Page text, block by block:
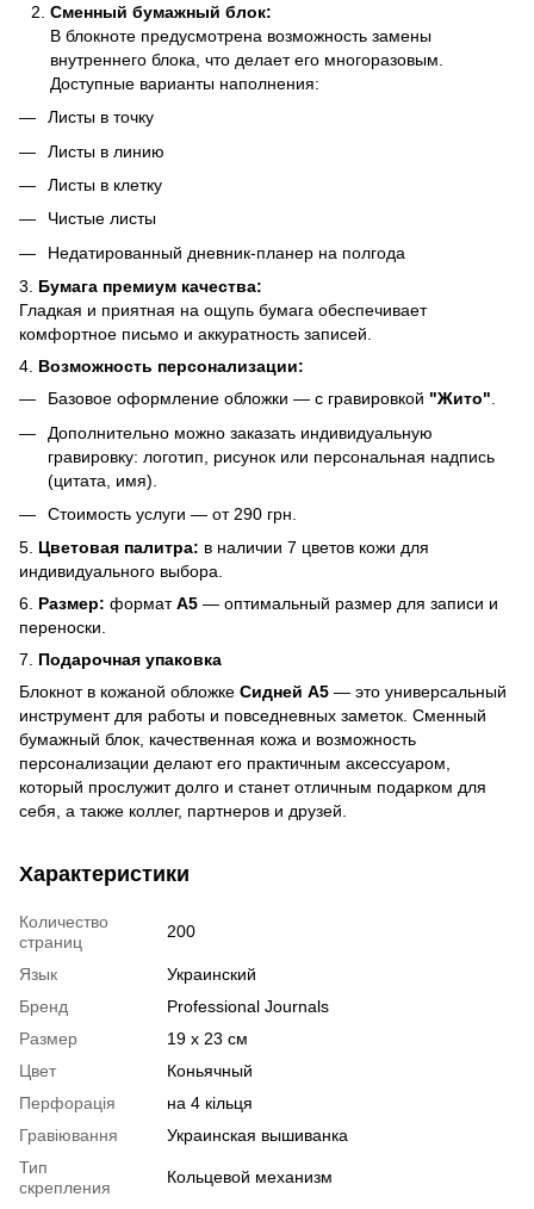
Сменный бумажный блок:
В блокноте предусмотрена возможность замены
внутреннего блока, что делает его многоразовым.
Доступные варианты наполнения:
Листы в точку
Листы в линию
Листы в клетку
Чистые листы
Недатированный дневник-планер на полгода
3.
Бумага премиум качества:
Гладкая и приятная на ощупь бумага обеспечивает
комфортное письмо и аккуратность записей.
4. Возможность персонализации:
Базовое оформление обложки — с гравировкой "Жито"
Дополнительно можно заказать индивидуальную
гравировку: логотип, рисунок или персональная надпись
(цитата, имя).
Стоимость услуги — от 290 грн.
5. Цветовая палитра: в наличии 7 цветов кожи для
индивидуального выбора.
6. Размер: форматА5 — оптимальный размер для записи и
переноски.
7. Подарочная упаковка
Блокнот в кожаной обложке Сидней А5 — это универсальный
инструмент для работы и повседневных заметок. Сменный
бумажный блок, качественная кожа и возможность
персонализации делают его практичным аксессуаром,
который прослужит долго и станет отличным подарком для
себя, а также коллег, партнеров и друзей.
Характеристики
Количество
страниц
200
Язык
Украинский
Бренд
Professional Journals
Размер
19 х 23 см
Цвет
Коньячный
Перфорація
на 4 кільця
Гравіювання
Украинская вышиванка
Тип
скрепления
Кольцевой механизм